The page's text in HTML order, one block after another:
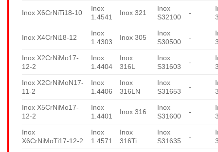
Inox X6CrNiTi18-10
Inox
1.4541
Inox 321
Inox
S32100
-
Inox X4CrNi18-12
Inox
1.4303
Inox 305
Inox
S30500
-
Inox X2CrNiMo17-
12-2
Inox
1.4404
Inox
316L
Inox
S31603
-
Inox X2CrNiMoN17-
11-2
Inox
1.4406
Inox
316LN
Inox
S31653
-
Inox X5CrNiMo17-
12-2
Inox
1.4401
Inox 316
Inox
S31600
-
Inox
X6CrNiMoTi17-12-2
Inox
1.4571
Inox
316Ti
Inox
S31635
-